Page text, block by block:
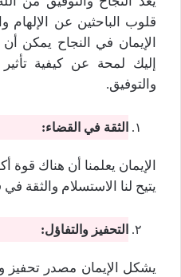
قلوب الباحثين عن
الإيمان في النجاح يمكن
إليك لمحة عن كيفية
والتوفيق.
الثقة في القضاء:
الإيمان يعلمنا أن هناك قوة
يتيح لنا الاستسلام والثقة
التحفيز والتفاؤل:
يشكل الإيمان مصدر تحفيز